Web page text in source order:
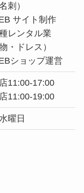
刺）
サイト制作
レンタル業
・ドレス）
ショップ運営
11:00-17:00
11:00-19:00
曜日